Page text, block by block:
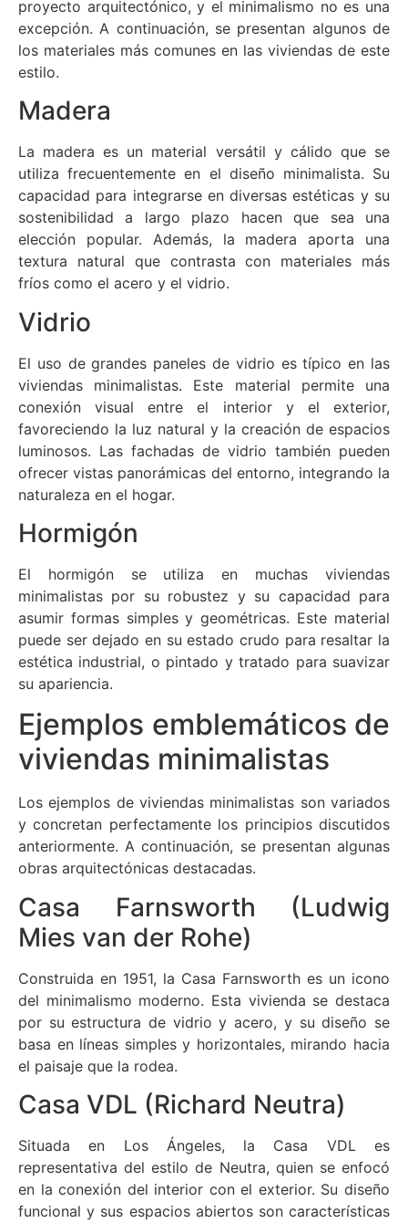
proyecto arquitectónico, y el minimalismo no es una
excepción. A continuación, se presentan algunos de
los materiales más comunes en las viviendas de este
estilo.
Madera
La madera es un material versátil y cálido que se
utiliza frecuentemente en el diseño minimalista. Su
capacidad para integrarse en diversas estéticas y su
sostenibilidad a largo plazo hacen que sea una
elección popular. Además, la madera aporta una
textura natural que contrasta con materiales más
fríos como el acero y el vidrio.
Vidrio
El uso de grandes paneles de vidrio es típico en las
viviendas minimalistas. Este material permite una
conexión visual entre el interior y el exterior,
favoreciendo la luz natural y la creación de espacios
luminosos. Las fachadas de vidrio también pueden
ofrecer vistas panorámicas del entorno, integrando la
naturaleza en el hogar.
Hormigón
El hormigón se utiliza en muchas viviendas
minimalistas por su robustez y su capacidad para
asumir formas simples y geométricas. Este material
puede ser dejado en su estado crudo para resaltar la
estética industrial, o pintado y tratado para suavizar
su apariencia.
Ejemplos emblemáticos de
viviendas minimalistas
Los ejemplos de viviendas minimalistas son variados
y concretan perfectamente los principios discutidos
anteriormente. A continuación, se presentan algunas
obras arquitectónicas destacadas.
Casa Farnsworth (Ludwig
Mies van der Rohe)
Construida en 1951, la Casa Farnsworth es un icono
del minimalismo moderno. Esta vivienda se destaca
por su estructura de vidrio y acero, y su diseño se
basa en líneas simples y horizontales, mirando hacia
el paisaje que la rodea.
Casa VDL (Richard Neutra)
Situada en Los Ángeles, la Casa VDL es
representativa del estilo de Neutra, quien se enfocó
en la conexión del interior con el exterior. Su diseño
funcional y sus espacios abiertos son características